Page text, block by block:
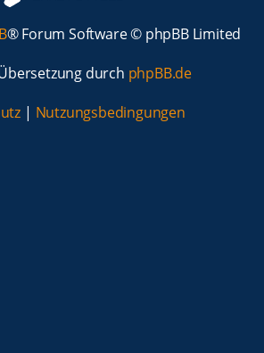
® Forum Software © phpBB Limited
durch phpBB.de
| Nutzungsbedingungen